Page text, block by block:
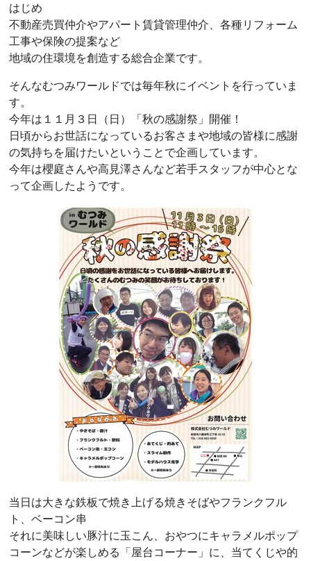
はじめ
不動産売買仲介やアパート賃貸管理仲介、各種リフォーム
工事や保険の提案など
地域の住環境を創造する総合企業です。
そんなむつみワールドでは毎年秋にイベントを行っていま
す。
今年は１１月３日（日）「秋の感謝祭」開催！
日頃からお世話になっているお客さまや地域の皆様に感謝
の気持ちを届けたいということで企画しています。
今年は櫻庭さんや高見澤さんなど若手スタッフが中心とな
って企画したようです。
当日は大きな鉄板で焼き上げる焼きそばやフランクフル
ト、ベーコン串
それに美味しい豚汁に玉こん、おやつにキャラメルポップ
コーンなどが楽しめる「屋台コーナー」に、当てくじや的